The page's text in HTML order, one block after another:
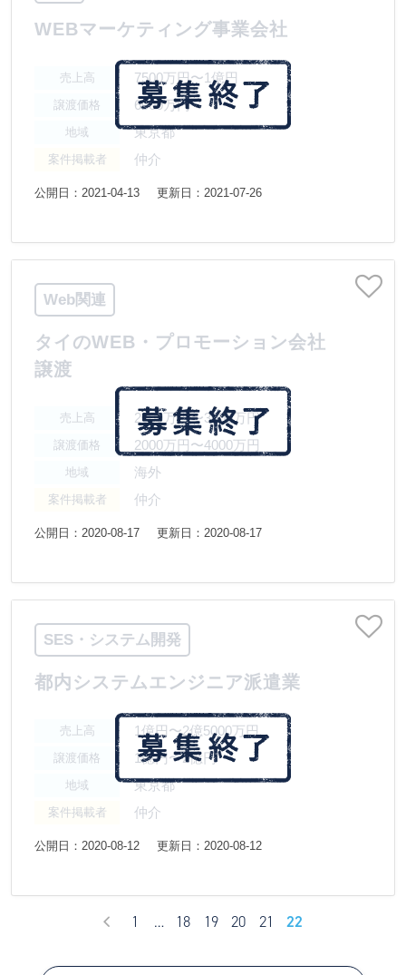
WEBマーケティング事業会社
売上高 7500万円〜1億円
譲渡価格 6000万円
地域 東京都
案件掲載者 仲介
公開日：2021-04-13 更新日：2021-07-26
Web関連
タイのWEB・プロモーション会社
譲渡
売上高 2000万円〜3000万円
譲渡価格 2000万円〜4000万円
地域 海外
案件掲載者 仲介
公開日：2020-08-17 更新日：2020-08-17
SES・システム開発
都内システムエンジニア派遣業
売上高 1億円〜2億5000万円
譲渡価格 1億円〜2億円
地域 東京都
案件掲載者 仲介
公開日：2020-08-12 更新日：2020-08-12
1 … 18 19 20 21 22